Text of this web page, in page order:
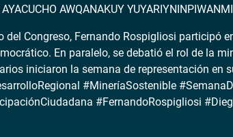
AWQANAKUY
del Congreso, Fernando Rospigliosi
En paralelo, se debatió el rol de la
iniciaron la semana de representación
#MineríaSostenible
#FernandoRospigliosi